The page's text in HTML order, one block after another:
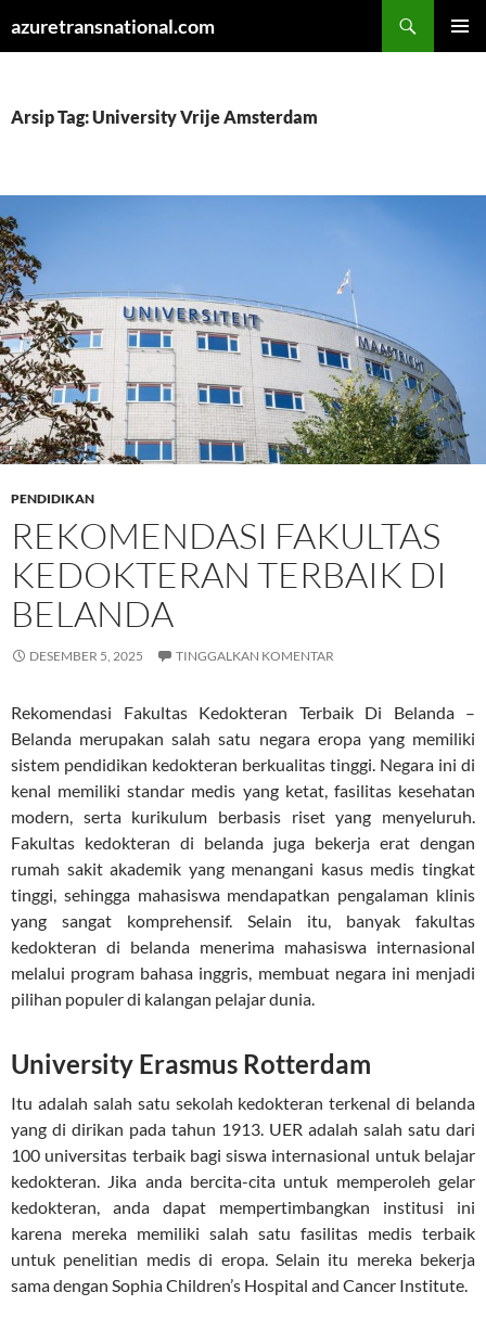
azuretransnational.com
Arsip Tag: University Vrije Amsterdam
PENDIDIKAN
REKOMENDASI FAKULTAS
KEDOKTERAN TERBAIK DI
BELANDA
DESEMBER 5, 2025 TINGGALKAN KOMENTAR
Rekomendasi Fakultas Kedokteran Terbaik Di Belanda –
Belanda merupakan salah satu negara eropa yang memiliki
sistem pendidikan kedokteran berkualitas tinggi. Negara ini di
kenal memiliki standar medis yang ketat, fasilitas kesehatan
modern, serta kurikulum berbasis riset yang menyeluruh.
Fakultas kedokteran di belanda juga bekerja erat dengan
rumah sakit akademik yang menangani kasus medis tingkat
tinggi, sehingga mahasiswa mendapatkan pengalaman klinis
yang sangat komprehensif. Selain itu, banyak fakultas
kedokteran di belanda menerima mahasiswa internasional
melalui program bahasa inggris, membuat negara ini menjadi
pilihan populer di kalangan pelajar dunia.
University Erasmus Rotterdam
Itu adalah salah satu sekolah kedokteran terkenal di belanda
yang di dirikan pada tahun 1913. UER adalah salah satu dari
100 universitas terbaik bagi siswa internasional untuk belajar
kedokteran. Jika anda bercita-cita untuk memperoleh gelar
kedokteran, anda dapat mempertimbangkan institusi ini
karena mereka memiliki salah satu fasilitas medis terbaik
untuk penelitian medis di eropa. Selain itu mereka bekerja
sama dengan Sophia Children’s Hospital and Cancer Institute.